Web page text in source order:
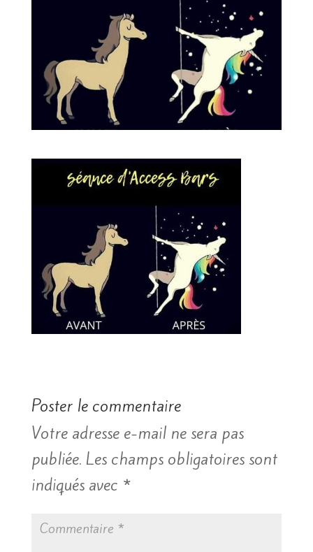
Poster le commentaire
Votre adresse e-mail ne sera pas
publiée. Les champs obligatoires sont
indiqués avec *